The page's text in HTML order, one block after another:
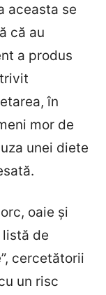
aceasta se
că au
a produs
în
mor de
unei diete
oaie și
de
cercetătorii
un risc